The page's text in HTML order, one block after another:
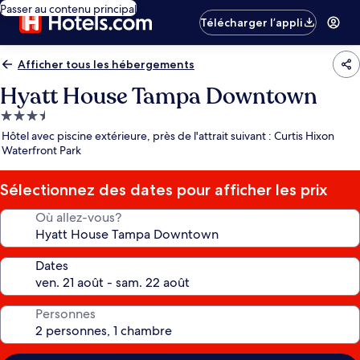
Passer au contenu principal
Télécharger l’appli
Afficher tous les hébergements
Hyatt House Tampa Downtown
Hébergement
3.5 étoiles
Hôtel avec piscine extérieure, près de l'attrait suivant : Curtis Hixon
Waterfront Park
Sélectionnez des dates pour afficher les prix
Où allez-vous?
Dates
Personnes